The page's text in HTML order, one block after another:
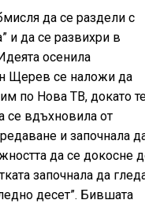
да се раздели с
и да се развихри в
осенила
Щерев се наложи да
по Нова ТВ, докато
се вдъхновила от
и започнала
да се докосне
започнала да
десет”. Бившата